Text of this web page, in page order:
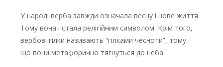
У народі верба завжди означала весну і нове життя.
Тому вона і стала релігійним символом. Крім того,
вербові гілки називають “гілками чесноти”, тому
що вони метафорично тягнуться до неба.